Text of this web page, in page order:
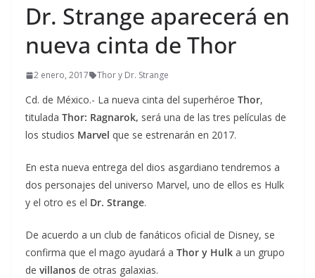
Dr. Strange aparecerá en
nueva cinta de Thor
2 enero, 2017 Thor y Dr. Strange
Cd. de México.- La nueva cinta del superhéroe Thor,
titulada Thor: Ragnarok, será una de las tres películas de
los studios Marvel que se estrenarán en 2017.
En esta nueva entrega del dios asgardiano tendremos a
dos personajes del universo Marvel, uno de ellos es Hulk
y el otro es el Dr. Strange.
De acuerdo a un club de fanáticos oficial de Disney, se
confirma que el mago ayudará a Thor y Hulk a un grupo
de villanos de otras galaxias.